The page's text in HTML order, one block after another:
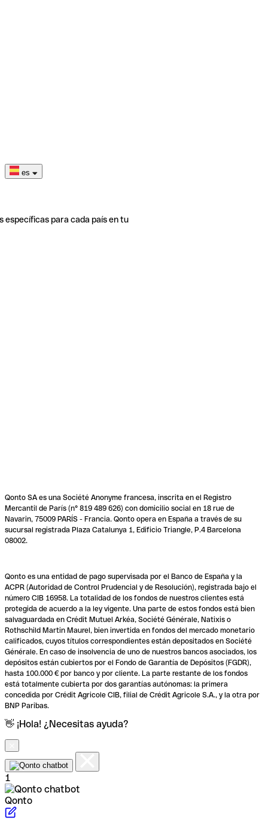
es
específicas para cada país en tu
Qonto SA es una Société Anonyme francesa, inscrita en el Registro
Mercantil de París (n° 819 489 626) con domicilio social en 18 rue de
Navarin, 75009 PARÍS - Francia. Qonto opera en España a través de su
sucursal registrada Plaza Catalunya 1, Edificio Triangle, P.4 Barcelona
08002.
Qonto es una entidad de pago supervisada por el Banco de España y la
ACPR (Autoridad de Control Prudencial y de Resolución), registrada bajo el
número CIB 16958. La totalidad de los fondos de nuestros clientes está
protegida de acuerdo a la ley vigente. Una parte de estos fondos está bien
salvaguardada en Crédit Mutuel Arkéa, Société Générale, Natixis o
Rothschild Martin Maurel, bien invertida en fondos del mercado monetario
calificados, cuyos títulos correspondientes están depositados en Société
Générale. En caso de insolvencia de uno de nuestros bancos asociados, los
depósitos están cubiertos por el Fondo de Garantía de Depósitos (FGDR),
hasta 100.000 € por banco y por cliente. La parte restante de los fondos
está totalmente cubierta por dos garantías autónomas: la primera
concedida por Crédit Agricole CIB, filial de Crédit Agricole S.A., y la otra por
BNP Paribas.
👋 ¡Hola! ¿Necesitas ayuda?
1
Qonto